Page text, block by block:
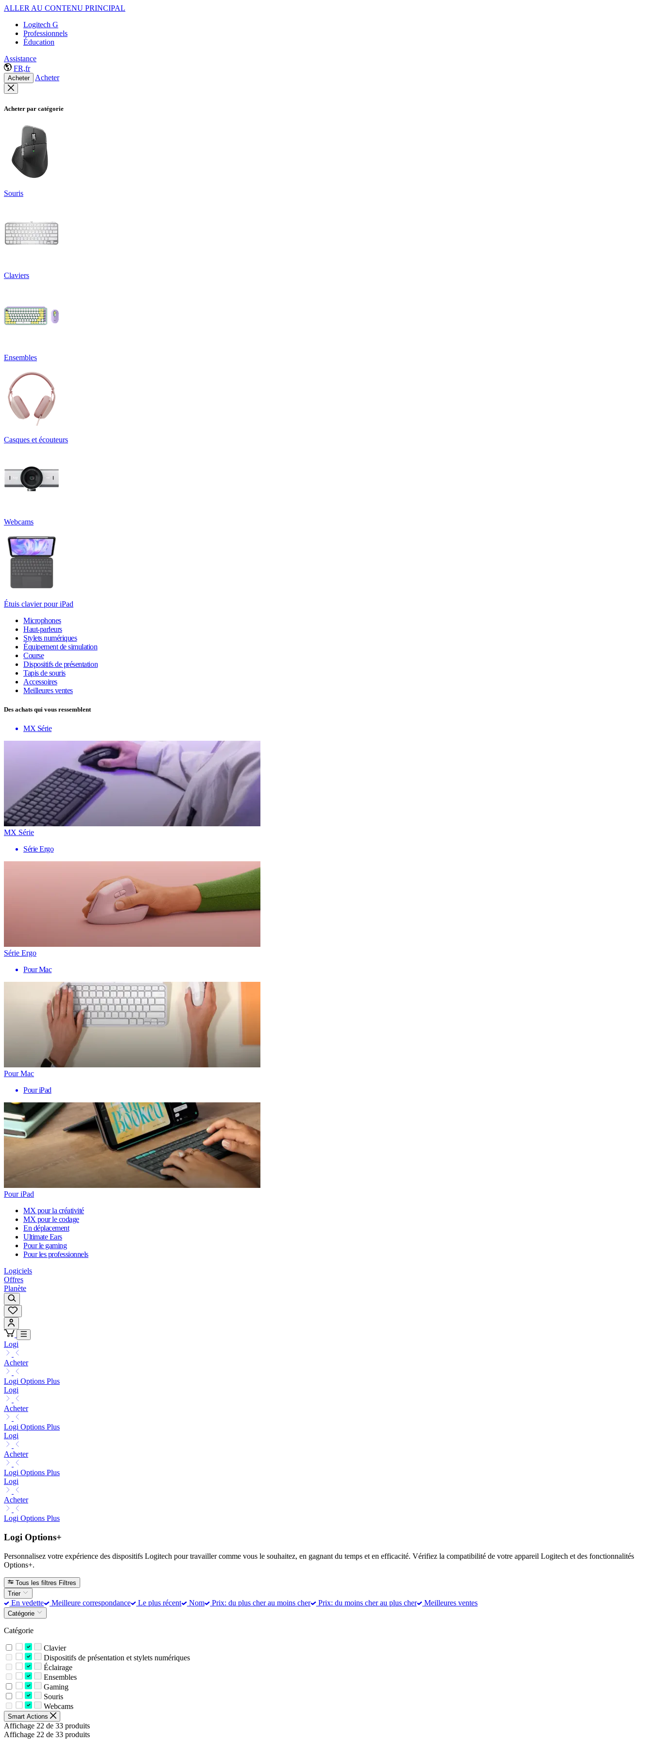
ALLER AU CONTENU PRINCIPAL
Logitech G
Professionnels
Éducation
Assistance
FR,fr
Acheter Acheter
Acheter par catégorie
Souris
Claviers
Ensembles
Casques et écouteurs
Webcams
Étuis clavier pour iPad
Microphones
Haut-parleurs
Stylets numériques
Équipement de simulation
Course
Dispositifs de présentation
Tapis de souris
Accessoires
Meilleures ventes
Des achats qui vous ressemblent
MX Série
MX Série
Série Ergo
Série Ergo
Pour Mac
Pour Mac
Pour iPad
Pour iPad
MX pour la créativité
MX pour le codage
En déplacement
Ultimate Ears
Pour le gaming
Pour les professionnels
Logiciels
Offres
Planète
Logi
Acheter
Logi Options Plus
Logi
Acheter
Logi Options Plus
Logi
Acheter
Logi Options Plus
Logi
Acheter
Logi Options Plus
Logi Options+
Personnalisez votre expérience des dispositifs Logitech pour travailler comme vous le souhaitez, en gagnant du temps et en efficacité. Vérifiez la compatibilité de votre appareil Logitech et des fonctionnalités
Options+.
Tous les filtres Filtres
Trier
En vedette Meilleure correspondance Le plus récent Nom Prix: du plus cher au moins cher Prix: du moins cher au plus cher Meilleures ventes
Catégorie
Catégorie
Clavier
Dispositifs de présentation et stylets numériques
Éclairage
Ensembles
Gaming
Souris
Webcams
Smart Actions
Affichage 22 de 33 produits
Affichage 22 de 33 produits